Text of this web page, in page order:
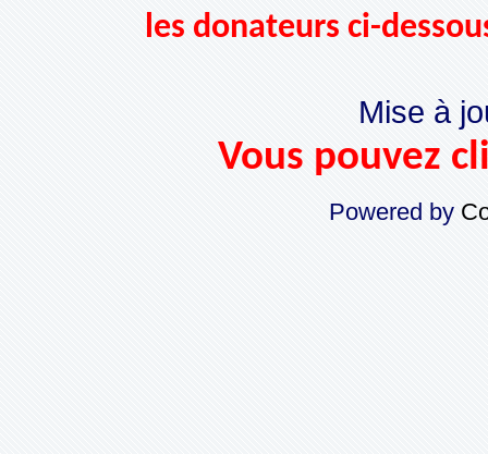
les donateurs ci-
Mise à
Vous pouvez
Powered by